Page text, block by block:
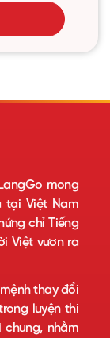
mong
tại Việt Nam
chỉ Tiếng
Việt vươn ra
thay đổi
luyện thi
chung, nhằm